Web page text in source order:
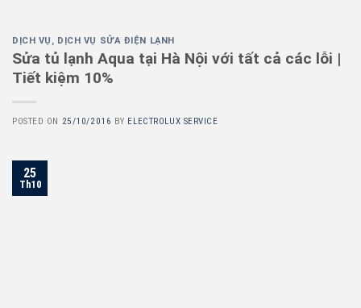
DỊCH VỤ , DỊCH VỤ SỬA ĐIỆN LẠNH
Sửa tủ lạnh Aqua tại Hà Nội với tất cả các lỗi |
Tiết kiệm 10%
POSTED ON 25/10/2016 BY ELECTROLUX SERVICE
25
Th10